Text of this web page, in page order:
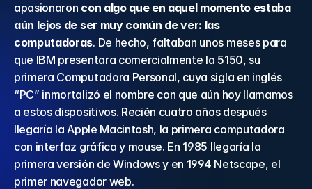
apasionaron con algo que en aquel momento estaba
aún lejos de ser muy común de ver: las
computadoras. De hecho, faltaban unos meses para
que IBM presentara comercialmente la 5150, su
primera Computadora Personal, cuya sigla en inglés
“PC” inmortalizó el nombre con que aún hoy llamamos
a estos dispositivos. Recién cuatro años después
llegaría la Apple Macintosh, la primera computadora
con interfaz gráfica y mouse. En 1985 llegaría la
primera versión de Windows y en 1994 Netscape, el
primer navegador web.